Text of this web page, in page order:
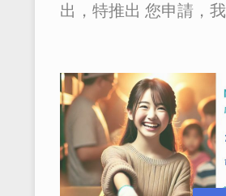
出，特推出 您申請，